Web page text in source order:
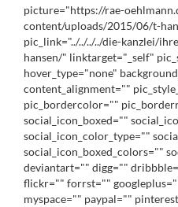
picture="https://rae-
content/uploads/2015/06/t-
pic_link="../../../../die-kanzlei/
hansen/" linktarget="_self"
hover_type="none"
content_alignment=""
pic_bordercolor=""
social_icon_boxed=""
social_icon_color_type=""
social_icon_boxed_colors=""
deviantart="" digg=""
flickr="" forrst=""
myspace="" paypal=""